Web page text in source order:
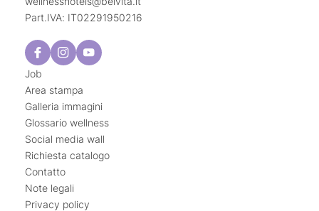
Part.IVA: IT02291950216
Job
Area stampa
Galleria immagini
Glossario wellness
Social media wall
Richiesta catalogo
Contatto
Note legali
Privacy policy